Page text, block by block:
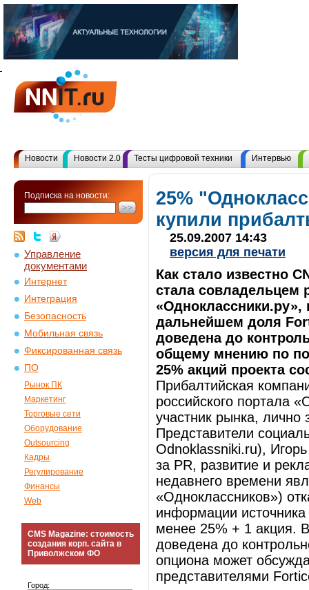
Новости Новости 2.0 Тесты цифровой техники Интервью
Подписка на новости:
Управление
документами
Интернет
Интеграция
Безопасность
Мобильная связь
Фиксированная связь
ПО
Рынок ПК
Маркетинг
Торговые сети
Оборудование
Outsourcing
Кадры
Регулирование
Финансы
Web
CMS Magazine: стоимость
создания корп. сайта в
Приволжском ФО
Город:
25%
купили
25.09.2007 14:43
версия для печати
Как стало известно
стала совладельцем
дальнейшем доля
доведена до
общему мнению по
25% акций проекта
Прибалтийская
российского портала
участник рынка,
Представители
Odnoklassniki.ru),
за PR, развитие и
недавнего времени
«Одноклассников»)
информации
менее 25% + 1 акция.
доведена до
опциона может
представителями